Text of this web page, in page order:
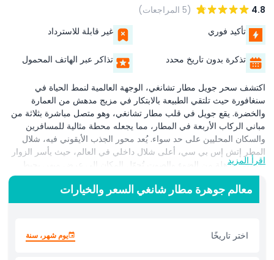
4.8
(5 المراجعات)
تأكيد فوري
غير قابلة للاسترداد
تذكرة بدون تاريخ محدد تذاكر عبر الهاتف المحمول
اكتشف سحر جويل مطار تشانغي، الوجهة العالمية لنمط الحياة في
سنغافورة حيث تلتقي الطبيعة بالابتكار في مزيج مدهش من العمارة
والخضرة. يقع جويل في قلب مطار تشانغي، وهو متصل مباشرة بثلاثة من
مباني الركاب الأربعة في المطار، مما يجعله محطة مثالية للمسافرين
والسكان المحليين على حد سواء. يُعد محور الجذب الأيقوني فيه، شلال
المطر إتش إس بي سي، أعلى شلال داخلي في العالم، حيث يأسر الزوار
بعروض مذهلة من الضوء والصوت تُحوّل المكان إلى عرض مبهر. يحيط
بهذا العجب وادي الغابات شيسيدو، وهو حديقة داخلية متعددة المستويات
توفر ملاذًا هادئًا مليئًا بالخضرة الكثيفة ومسارات للمشي وشلالات هادئة.
جويل مطار تشانغي أكثر من مجرد منظر بصري؛ إنه أيضًا مركز للترفيه
استكشاف أكثر من 280 متجراً ومنافذ للمأكولات والمشروبات، أو زيارة
معالم جذب مناسبة للعائلات مثل منتزه المظلة، وشبكات السماء، ومتاهة
اقرأ المزيد
معالم جوهرة مطار شانغي السعر والخيارات
اختر تاريخًا يوم شهر، سنة